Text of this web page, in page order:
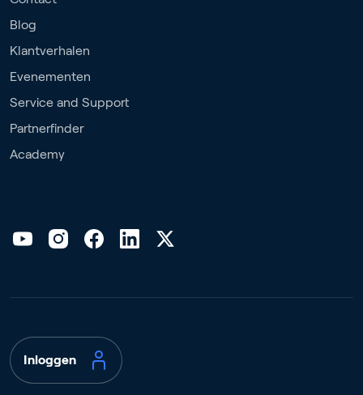
Blog
Klantverhalen
Evenementen
Service and Support
Partnerfinder
Academy
Inloggen